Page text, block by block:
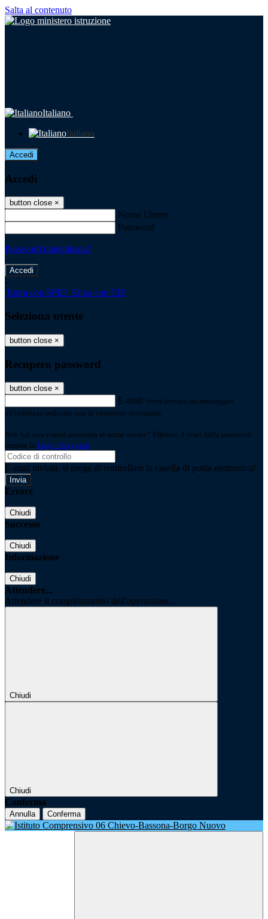
Salta al contenuto
Italiano
Italiano
Accedi
Accedi
button close ×
Nome Utente
Password
Password dimenticata?
-
Entra con SPID Entra con CIE
Seleziona utente
button close ×
Recupero password
button close ×
E-mail Verrà inviato un messaggio
all'indirizzo indicato con le istruzioni necessarie.
Non hai una e-mail associata al nome utente? Effettua il reset della password
tramite la Login Spaggiari
E-mail inviata, si prega di controllare la casella di posta elettronica!
Errore
Chiudi
Successo
Chiudi
Informazione
Chiudi
Attendere...
Attendere il completamento dell'operazione...
Chiudi
Chiudi
Conferma
Annulla Conferma